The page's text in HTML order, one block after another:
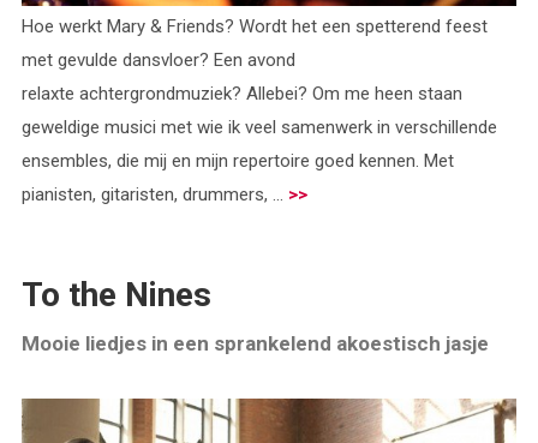
Hoe werkt Mary & Friends? Wordt het een spetterend feest
met gevulde dansvloer? Een avond
relaxte achtergrondmuziek? Allebei? Om me heen staan
geweldige musici met wie ik veel samenwerk in verschillende
ensembles, die mij en mijn repertoire goed kennen. Met
pianisten, gitaristen, drummers, ... >>
To the Nines
Mooie liedjes in een sprankelend akoestisch jasje